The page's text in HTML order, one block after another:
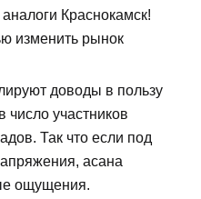
Краснокамск!
изменить рынок
доводы в пользу
число участников
Так что если под
асана
ощущения.